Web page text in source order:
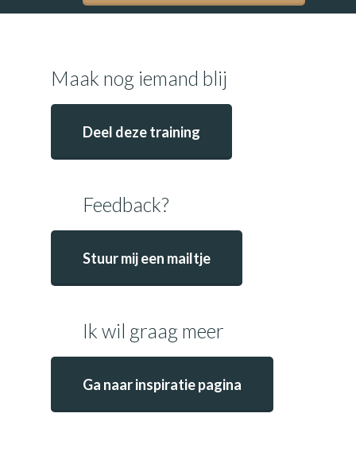
Maak nog iemand blij
Deel deze training
Feedback?
Stuur mij een mailtje
Ik wil graag meer
Ga naar inspiratie pagina